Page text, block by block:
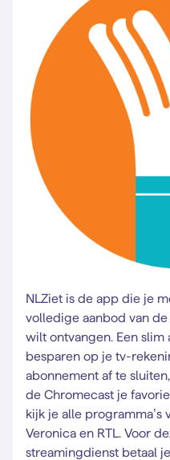
NLZiet is de app die je
volledige aanbod van
wilt ontvangen. Een slim
besparen op je tv-
abonnement af te
de Chromecast je
kijk je alle programma’s
Veronica en RTL. Voor
streamingdienst betaal